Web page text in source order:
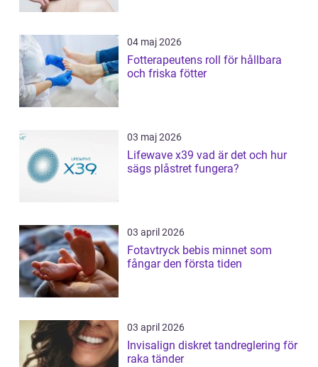
04 maj 2026
Fotterapeutens roll för hållbara
och friska fötter
03 maj 2026
Lifewave x39 vad är det och hur
sägs plåstret fungera?
03 april 2026
Fotavtryck bebis minnet som
fångar den första tiden
03 april 2026
Invisalign diskret tandreglering för
raka tänder